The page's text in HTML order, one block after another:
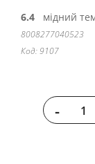
6.4 мідний
8008277040523
Код: 9107
-